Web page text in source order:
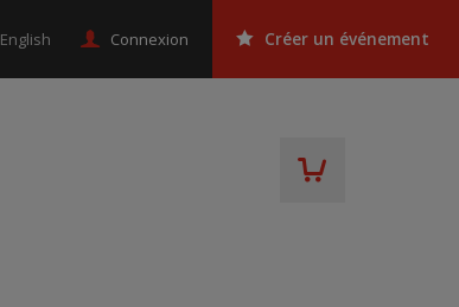
English Connexion Créer un événement